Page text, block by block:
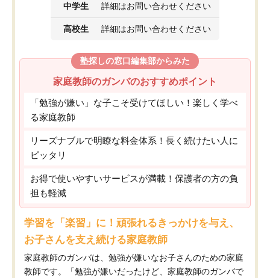
中学生 詳細はお問い合わせください
高校生 詳細はお問い合わせください
塾探しの窓口編集部からみた
家庭教師のガンバのおすすめポイント
「勉強が嫌い」な子こそ受けてほしい！楽しく学べ
る家庭教師
リーズナブルで明瞭な料金体系！長く続けたい人に
ピッタリ
お得で使いやすいサービスが満載！保護者の方の負
担も軽減
学習を「楽習」に！頑張れるきっかけを与え、
お子さんを支え続ける家庭教師
家庭教師のガンバは、勉強が嫌いなお子さんのための家庭
教師です。「勉強が嫌いだったけど、家庭教師のガンバで